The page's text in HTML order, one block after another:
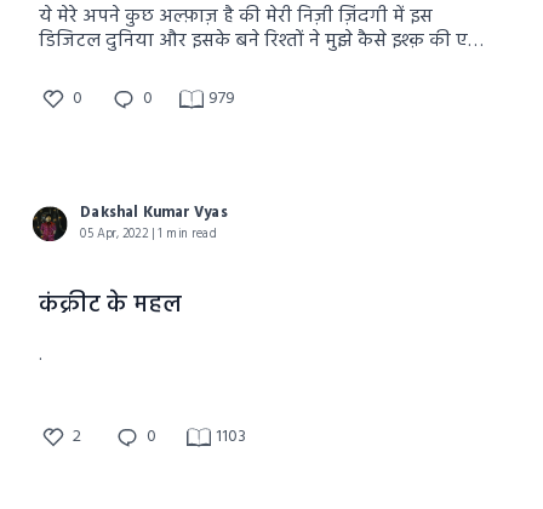
ये मेरे अपने कुछ अल्फ़ाज़ है की मेरी निज़ी ज़िंदगी में इस
डिजिटल दुनिया और इसके बने रिश्तों ने मुझे कैसे इश्क़ की एक
0 0 979
Dakshal Kumar Vyas
05 Apr, 2022 | 1 min read
कंक्रीट के महल
.
2 0 1103